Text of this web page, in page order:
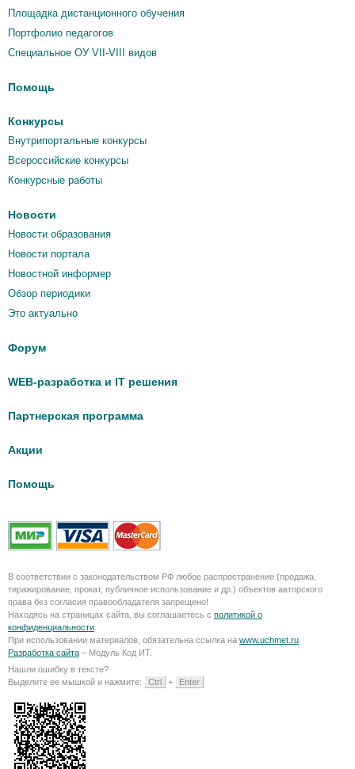
Площадка дистанционного обучения
Портфолио педагогов
Специальное ОУ VII-VIII видов
Помощь
Конкурсы
Внутрипортальные конкурсы
Всероссийские конкурсы
Конкурсные работы
Новости
Новости образования
Новости портала
Новостной информер
Обзор периодики
Это актуально
Форум
WEB-разработка и IT решения
Партнерская программа
Акции
Помощь
В соответствии с законодательством РФ любое распространение (продажа,
тиражирование, прокат, публичное использование и др.) объектов авторского
права без согласия правообладателя запрещено!
Находясь на страницах сайта, вы соглашаетесь с политикой о
конфиденциальности
При использовании материалов, обязательна ссылка на www.uchmet.ru
Разработка сайта – Модуль Код ИТ.
Нашли ошибку в тексте?
Выделите ее мышкой и нажмите:
Ctrl + Enter